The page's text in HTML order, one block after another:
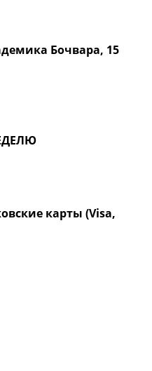
Бочвара, 15
карты (Visa,